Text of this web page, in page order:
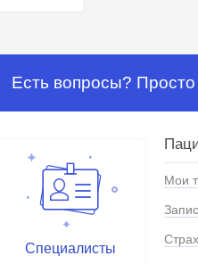
Есть вопросы?
Специалисты
Мои